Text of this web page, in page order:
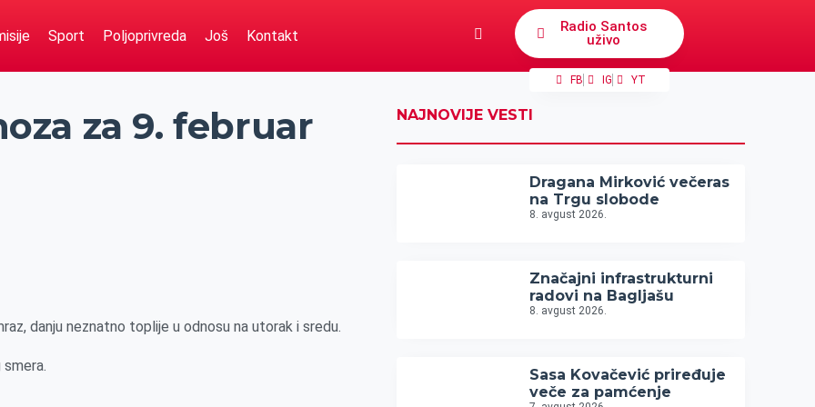
Sport Poljoprivreda Još Kontakt
Radio Santos
uživo
FB IG YT
za 9. februar
danju neznatno toplije u odnosu na utorak i sredu.
NAJNOVIJE VESTI
Dragana Mirković večeras
na Trgu slobode
8. avgust 2026.
Značajni infrastrukturni
radovi na Bagljašu
8. avgust 2026.
Sasa Kovačević priređuje
veče za pamćenje